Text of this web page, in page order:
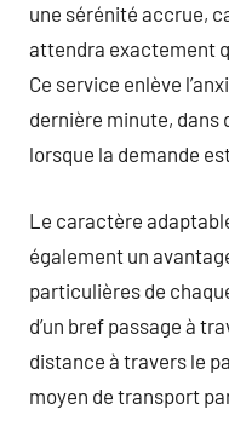
une sérénité accrue,
attendra exactement
Ce service enlève
dernière minute, dans
lorsque la demande
Le caractère
également un
particulières de
d’un bref passage à
distance à travers le
moyen de transport